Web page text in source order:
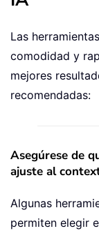
Las
comodidad y
mejores
recomendadas:
Asegúrese de
ajuste al
Algunas
permiten elegir